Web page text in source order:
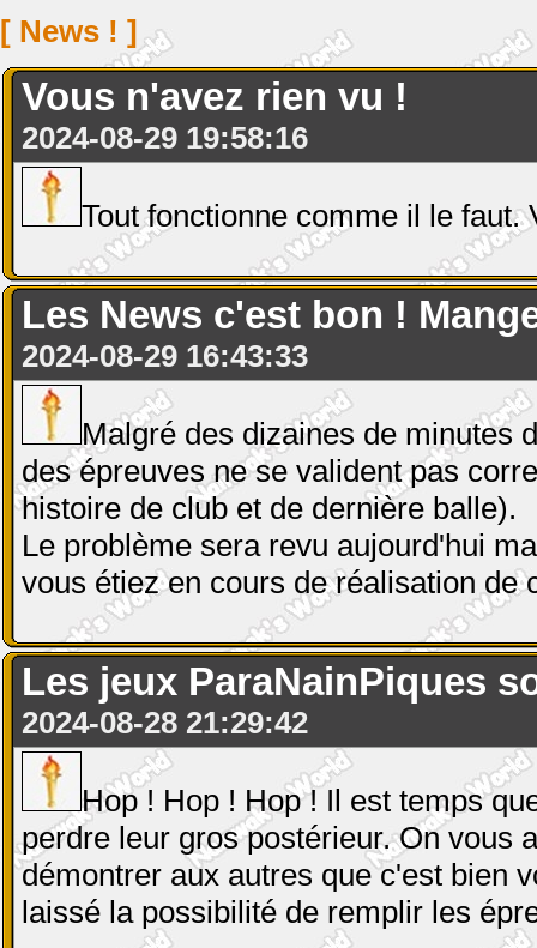
[ News ! ]
Vous n'avez rien vu !
2024-08-29 19:58:16
Tout fonctionne comme il le
Les News c'est bon !
2024-08-29 16:43:33
Malgré des dizaines de minutes
des épreuves ne se valident pas
histoire de club et de dernière balle).
Le problème sera revu aujourd'hui
vous étiez en cours de réalisation de
Les jeux ParaNainPiques
2024-08-28 21:29:42
Hop ! Hop ! Hop ! Il est temps
perdre leur gros postérieur. On vous
démontrer aux autres que c'est bien
laissé la possibilité de remplir les